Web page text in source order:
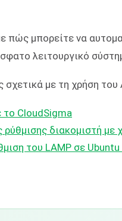
πώς μπορείτε να
λειτουργικό
σχετικά με τη χρήση
το CloudSigma
διακομιστή
του LAMP σε